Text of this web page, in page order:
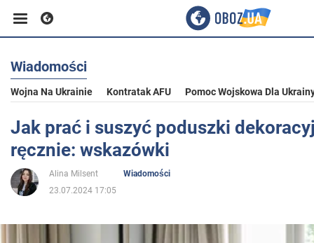
Biznes
Sport
Rozrywka
Wiadomości
Wojna Na Ukrainie Kontratak AFU Pomoc Wojskowa Dla
Jak prać i suszyć poduszki
ręcznie: wskazówki
Alina Milsent
Wiadomości
23.07.2024 17:05